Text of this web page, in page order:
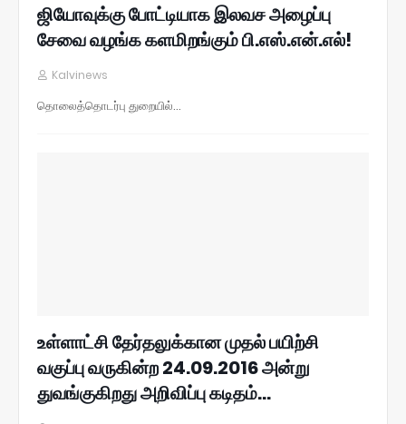
ஜியோவுக்கு போட்டியாக இலவச அழைப்பு
சேவை வழங்க களமிறங்கும் பி.எஸ்.என்.எல்!
Kalvinews
தொலைத்தொடர்பு துறையில்…
உள்ளாட்சி தேர்தலுக்கான முதல் பயிற்சி
வகுப்பு வருகின்ற 24.09.2016 அன்று
துவங்குகிறது அறிவிப்பு கடிதம்...